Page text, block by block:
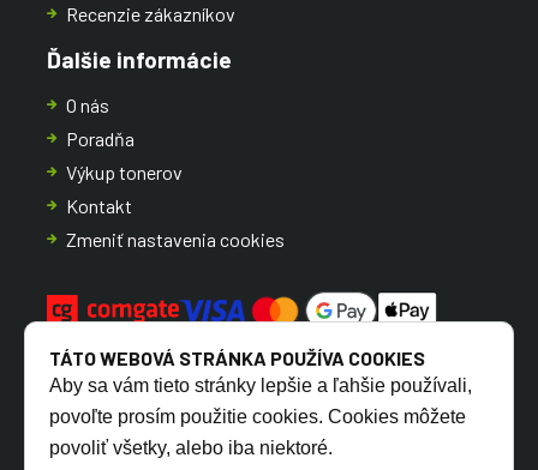
Recenzie zákazníkov
Ďalšie informácie
O nás
Poradňa
Výkup tonerov
Kontakt
Zmeniť nastavenia cookies
TÁTO WEBOVÁ STRÁNKA POUŽÍVA COOKIES
Aby sa vám tieto stránky lepšie a ľahšie používali,
povoľte prosím použitie cookies. Cookies môžete
povoliť všetky, alebo iba niektoré.